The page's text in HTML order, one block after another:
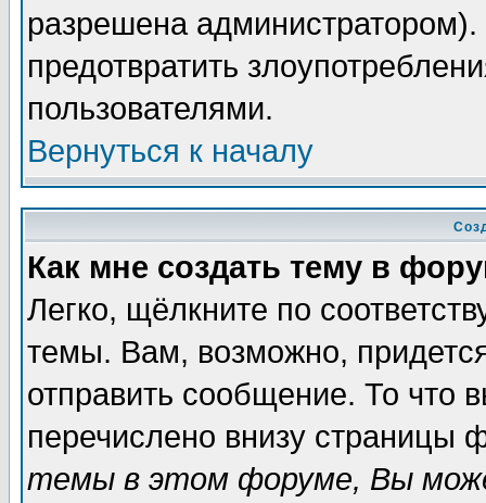
разрешена
предотвратить
пользователями.
Вернуться к началу
Как мне создать тему в
Легко, щёлкните по
темы. Вам, возможно,
отправить сообщение. То что
перечислено внизу страницы
темы в этом форуме, Вы